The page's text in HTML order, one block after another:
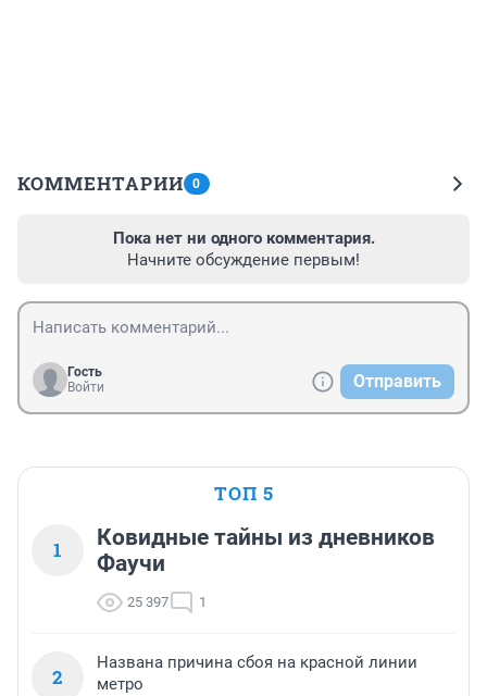
КОММЕНТАРИИ 0
Пока нет ни одного комментария.
Начните обсуждение первым!
Гость
Войти
Отправить
ТОП 5
1
Ковидные тайны из дневников
Фаучи
25 397 1
2
Названа причина сбоя на красной линии
метро